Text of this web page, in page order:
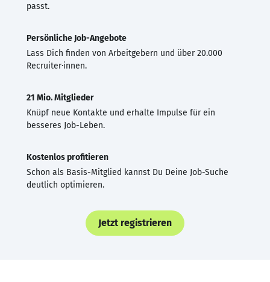
passt.
Persönliche Job-Angebote
Lass Dich finden von Arbeitgebern und über 20.000
Recruiter·innen.
21 Mio. Mitglieder
Knüpf neue Kontakte und erhalte Impulse für ein
besseres Job-Leben.
Kostenlos profitieren
Schon als Basis-Mitglied kannst Du Deine Job-Suche
deutlich optimieren.
Jetzt registrieren